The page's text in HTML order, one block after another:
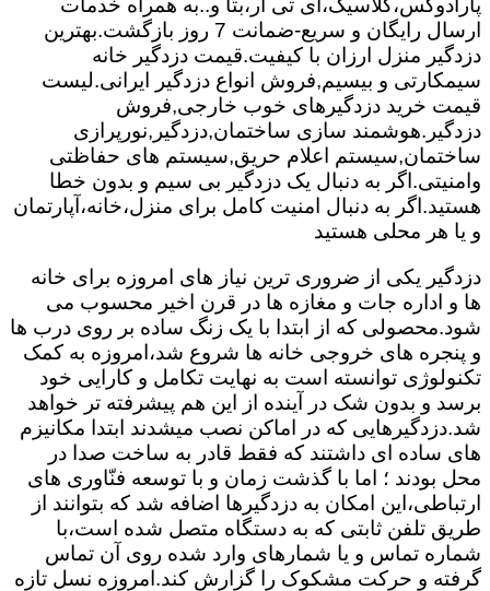
پارادوکس،کلاسیک،آی تی آر،بتا و..به همراه خدمات
ارسال رایگان و سریع-ضمانت 7 روز بازگشت.بهترین
دزدگیر منزل ارزان با کیفیت.قیمت دزدگیر خانه
سیمکارتی و بیسیم,فروش انواع دزدگیر ایرانی.لیست
قیمت خرید دزدگیرهای خوب خارجی,فروش
دزدگیر.هوشمند سازی ساختمان,دزدگیر,نورپرازی
ساختمان,سیستم اعلام حریق,سیستم های حفاظتی
وامنیتی.اگر به دنبال یک دزدگیر بی سیم و بدون خطا
هستید.اگر به دنبال امنیت کامل برای منزل،خانه،آپارتمان
و یا هر محلی هستید
دزدگیر یکی از ضروری ترین نیاز های امروزه برای خانه
ها و اداره جات و مغازه ها در قرن اخیر محسوب می
شود.محصولی که از ابتدا با یک زنگ ساده بر روی درب ها
و پنجره های خروجی خانه ها شروع شد،امروزه به کمک
تکنولوژی توانسته است به نهایت تکامل و کارایی خود
برسد و بدون شک در آینده از این هم پیشرفته تر خواهد
شد.دزدگیرهایی که در اماکن نصب میشدند ابتدا مکانیزم
های ساده ای داشتند که فقط قادر به ساخت صدا در
محل بودند ؛ اما با گذشت زمان و با توسعه فنّاوری های
ارتباطی،این امکان به دزدگیرها اضافه شد که بتوانند از
طریق تلفن ثابتی که به دستگاه متصل شده است،با
شماره تماس و یا شمارهای وارد شده روی آن تماس
گرفته و حرکت مشکوک را گزارش کند.امروزه نسل تازه